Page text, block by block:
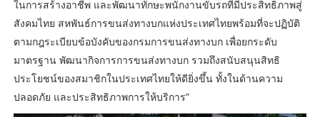
ในการสร้างอาชีพ และพัฒนาทักษะพนักงานขับรถที่มีประสิทธิภาพสู่
สังคมไทย สหพันธ์การขนส่งทางบกแห่งประเทศไทยพร้อมที่จะปฏิบัติ
ตามกฎระเบียบข้อบังคับของกรมการขนส่งทางบก เพื่อยกระดับ
มาตรฐาน พัฒนากิจการการขนส่งทางบก รวมถึงสนับสนุนสิทธิ
ประโยชน์ของสมาชิกในประเทศไทยให้ดียิ่งขึ้น ทั้งในด้านความ
ปลอดภัย และประสิทธิภาพการให้บริการ”